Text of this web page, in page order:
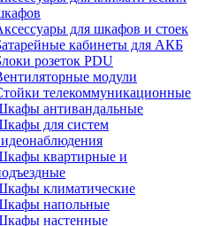
для шкафов и стоек
кабинеты для АКБ
розеток PDU
модули
телекоммуникационные
антивандальные
для систем
квартирные и
климатические
напольные
настенные